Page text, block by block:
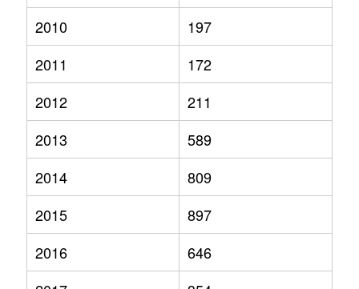
2010
197
2011
172
2012
211
2013
589
2014
809
2015
897
2016
646